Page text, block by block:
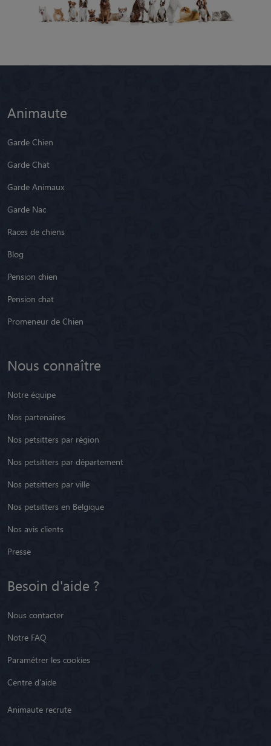
Animaute
Garde Chien
Garde Chat
Garde Animaux
Garde Nac
Races de chiens
Blog
Pension chien
Pension chat
Promeneur de Chien
Nous connaître
Notre équipe
Nos partenaires
Nos petsitters par région
Nos petsitters par département
Nos petsitters par ville
Nos petsitters en Belgique
Nos avis clients
Presse
Besoin d'aide ?
Nous contacter
Notre FAQ
Paramétrer les cookies
Centre d'aide
Animaute recrute